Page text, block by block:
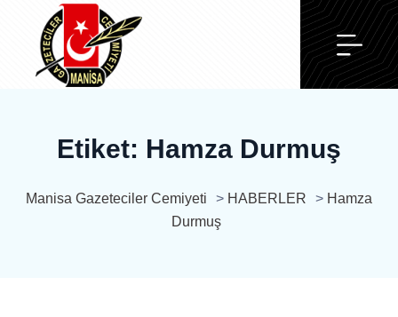
Etiket: Hamza Durmuş
Manisa Gazeteciler Cemiyeti > HABERLER > Hamza
Durmuş